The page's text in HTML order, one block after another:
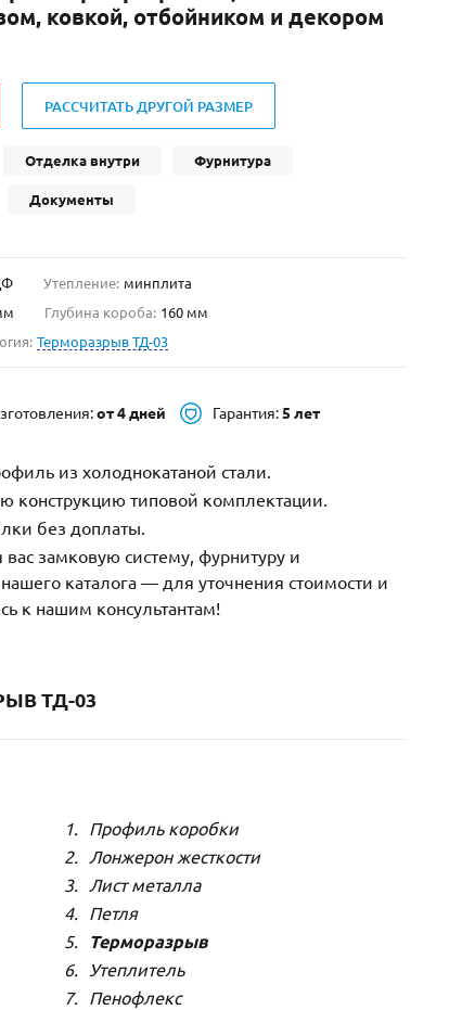
Нестандартные(479)
С фрамугой(265)
С внутренним открыванием(2)
ковкой, отбойником и декором
РАССЧИТАТЬ ДРУГОЙ РАЗМЕР
Отделка внутри Фурнитура
Документы
Утепление: минплита
Глубина короба: 160 мм
Терморазрыв ТД-03
от 4 дней Гарантия:5 лет
из холоднокатаной стали.
конструкцию типовой комплектации.
без доплаты.
замковую систему, фурнитуру и
каталога — для уточнения стоимости и
к нашим консультантам!
ТД-03
Профиль коробки
Лонжерон жесткости
Лист металла
Петля
Терморазрыв
Утеплитель
Пенофлекс